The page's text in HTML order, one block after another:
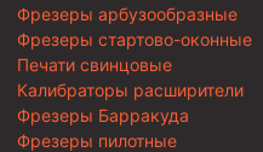
Фрезеры арбузообразные
Фрезеры стартово-оконные
Печати свинцовые
Калибраторы расширители
Фрезеры Барракуда
Фрезеры пилотные